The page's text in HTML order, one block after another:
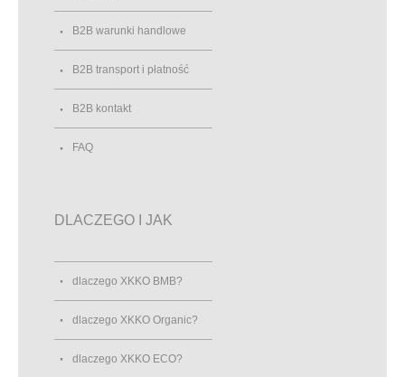
B2B warunki handlowe
B2B transport i płatność
B2B kontakt
FAQ
DLACZEGO I JAK
dlaczego XKKO BMB?
dlaczego XKKO Organic?
dlaczego XKKO ECO?